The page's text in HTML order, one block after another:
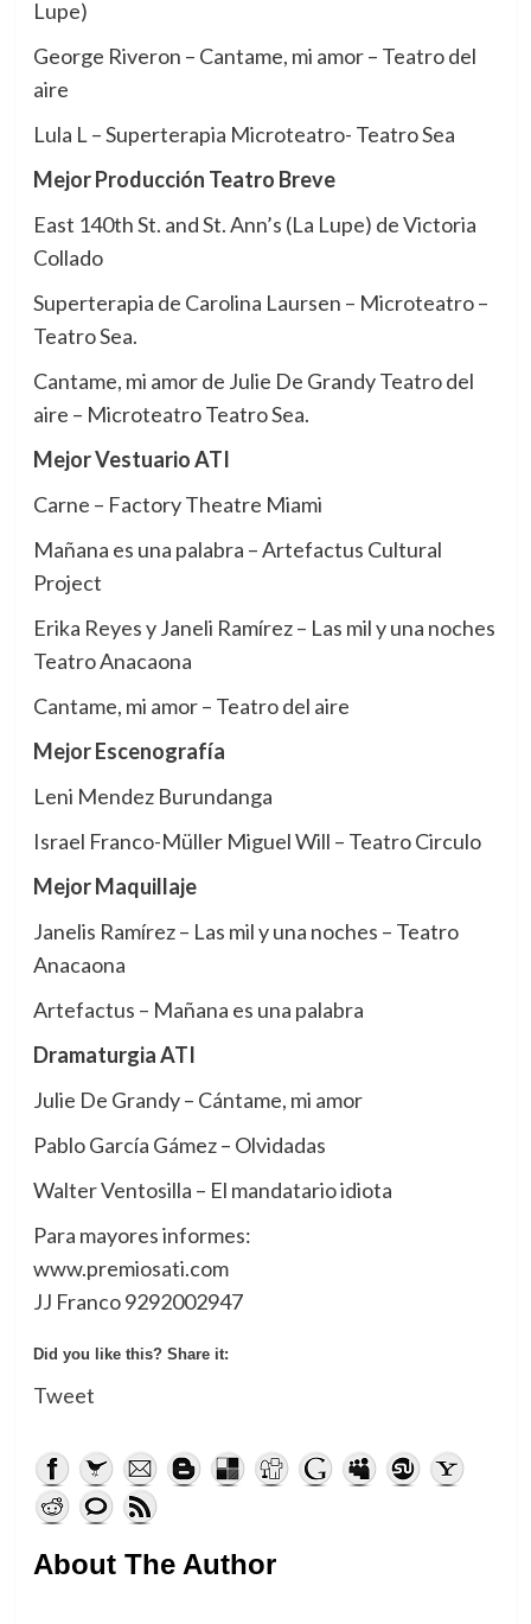
Lupe)
George Riveron – Cantame, mi amor – Teatro del
aire
Lula L – Superterapia Microteatro- Teatro Sea
Mejor Producción Teatro Breve
East 140th St. and St. Ann’s (La Lupe) de Victoria
Collado
Superterapia de Carolina Laursen – Microteatro –
Teatro Sea.
Cantame, mi amor de Julie De Grandy Teatro del
aire – Microteatro Teatro Sea.
Mejor Vestuario ATI
Carne – Factory Theatre Miami
Mañana es una palabra – Artefactus Cultural
Project
Erika Reyes y Janeli Ramírez – Las mil y una noches
Teatro Anacaona
Cantame, mi amor – Teatro del aire
Mejor Escenografía
Leni Mendez Burundanga
Israel Franco-Müller Miguel Will – Teatro Circulo
Mejor Maquillaje
Janelis Ramírez – Las mil y una noches – Teatro
Anacaona
Artefactus – Mañana es una palabra
Dramaturgia ATI
Julie De Grandy – Cántame, mi amor
Pablo García Gámez – Olvidadas
Walter Ventosilla – El mandatario idiota
Para mayores informes:
www.premiosati.com
JJ Franco 9292002947
Did you like this? Share it:
Tweet
About The Author